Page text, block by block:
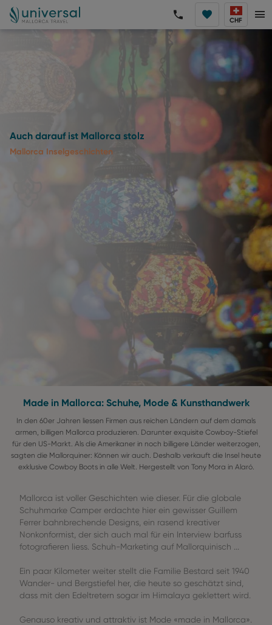
CHF
Auch darauf ist Mallorca stolz
Mallorca Inselgeschichten
Made in Mallorca: Schuhe, Mode & Kunsthandwerk
In den 60er Jahren liessen Firmen aus reichen Ländern auf dem damals
armen, billigen Mallorca produzieren. Darunter exquisite Cowboy-Stiefel
für den US-Markt. Als die Amerikaner in noch billigere Länder weiterzogen,
sagten die Mallorquiner: Können wir auch. Deshalb verkauft die Insel heute
exklusive Cowboy Boots in alle Welt. Hergestellt von Tony Mora in Alaró.
Mallorca ist voller Geschichten wie dieser. Für die globale
Schuhmarke Camper erdachte hier ein gewisser Guillem
Ferrer bahnbrechende Designs, ein rasend kreativer
Nonkonformist, der sich auch mal für ein Interview barfuss
fotografieren liess. Schuh-Marketing auf Mallorquinisch ...
Ein paar Kilometer weiter stellt die Familie Bestard seit 1940
Wander- und Bergstiefel her, die heute so geschätzt sind,
dass mit den Edeltretern sogar im Himalaya geklettert wird.
Genauso kreativ und attraktiv ist Mode «made in Mallorca».